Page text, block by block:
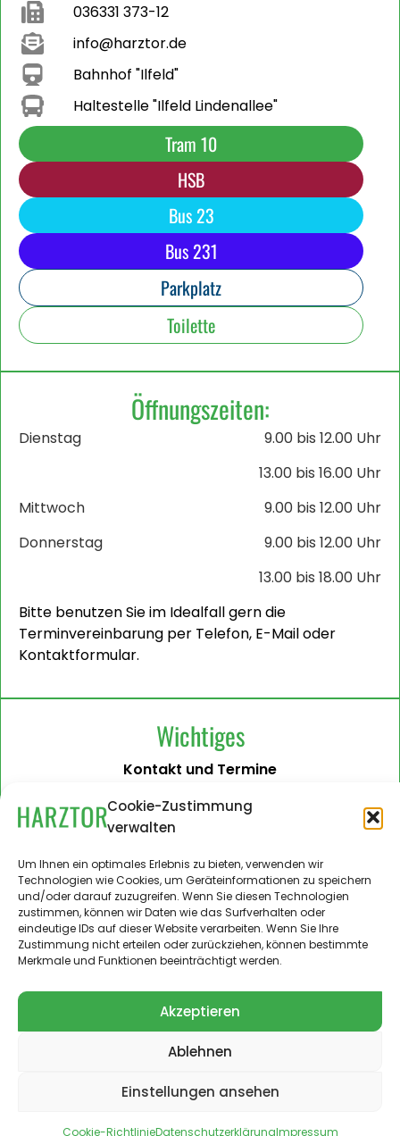
Cookie-Zustimmung
verwalten
Um Ihnen ein optimales Erlebnis zu bieten, verwenden wir
Technologien wie Cookies, um Geräteinformationen zu speichern
und/oder darauf zuzugreifen. Wenn Sie diesen Technologien
zustimmen, können wir Daten wie das Surfverhalten oder
eindeutige IDs auf dieser Website verarbeiten. Wenn Sie Ihre
Zustimmung nicht erteilen oder zurückziehen, können bestimmte
Merkmale und Funktionen beeinträchtigt werden.
Akzeptieren
Ablehnen
Einstellungen ansehen
Cookie-RichtlinieDatenschutzerklärungImpressum
036331 373-12
info@harztor.de
Bahnhof "Ilfeld"
Haltestelle "Ilfeld Lindenallee"
Tram 10
HSB
Bus 23
Bus 231
Parkplatz
Toilette
Öffnungszeiten:
Dienstag
9.00 bis 12.00 Uhr
13.00 bis 16.00 Uhr
Mittwoch
9.00 bis 12.00 Uhr
Donnerstag
9.00 bis 12.00 Uhr
13.00 bis 18.00 Uhr
Bitte benutzen Sie im Idealfall gern die
Terminvereinbarung per Telefon, E-Mail oder
Kontaktformular.
Wichtiges
Kontakt und Termine
Barrierefreiheit
Impressum
Datenschutzerklärung
Administration
Harztor.de als Web-App
auf
iPhone und Android
© 2024 – 2026 Landgemeinde Harztor. Alle Rechte
vorbehalten.